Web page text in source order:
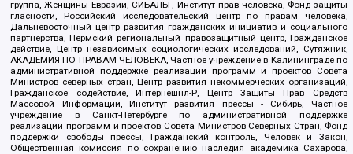
группа, Женщины Евразии, СИБАЛЬТ, Институт прав человека, Фонд защиты
гласности, Российский исследовательский центр по правам человека,
Дальневосточный центр развития гражданских инициатив и социального
партнерства, Пермский региональный правозащитный центр, Гражданское
действие, Центр независимых социологических исследований, Сутяжник,
АКАДЕМИЯ ПО ПРАВАМ ЧЕЛОВЕКА, Частное учреждение в Калининграде по
административной поддержке реализации программ и проектов Совета
Министров северных стран, Центр развития некоммерческих организаций,
Гражданское содействие, Интернешнл-Р, Центр Защиты Прав Средств
Массовой Информации, Институт развития прессы - Сибирь, Частное
учреждение в Санкт-Петербурге по административной поддержке
реализации программ и проектов Совета Министров Северных Стран, Фонд
поддержки свободы прессы, Гражданский контроль, Человек и Закон,
Общественная комиссия по сохранению наследия академика Сахарова,